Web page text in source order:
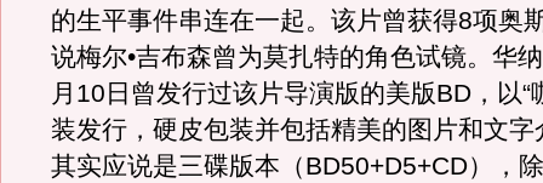
的生平事件串连在一起。该片曾获得8项奥
说梅尔•吉布森曾为莫扎特的角色试镜。华
月10日曾发行过该片导演版的美版BD，以“
装发行，硬皮包装并包括精美的图片和文字
其实应说是三碟版本（BD50+D5+CD），